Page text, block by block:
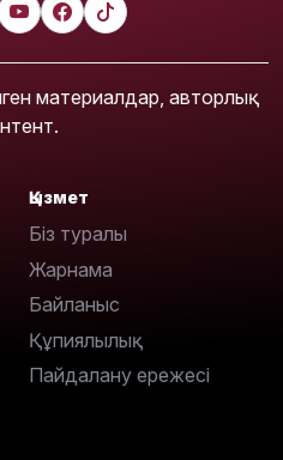
материалдар, авторлық
Қызмет
Біз туралы
Жарнама
Байланыс
Құпиялылық
Пайдалану ережесі